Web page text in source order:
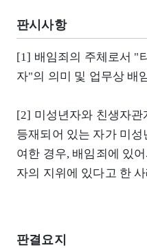
판시사항
[1] 배임죄의 주체로서 "
자"의 의미 및 업무상 배
[2] 미성년자와 친생자관
등재되어 있는 자가 미
여한 경우, 배임죄에 있
자의 지위에 있다고 한 사
판결요지